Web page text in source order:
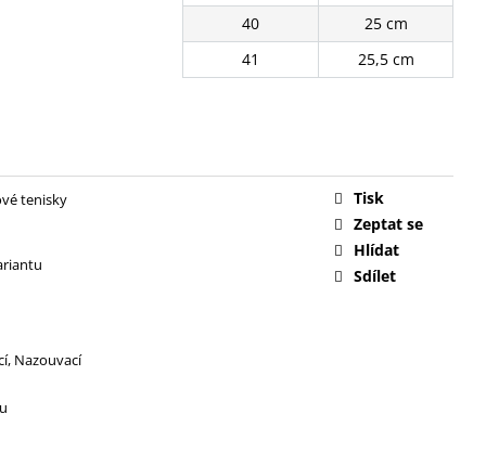
40
25 cm
41
25,5 cm
tenisky
, Nazouvací
Tisk
Zeptat se
Hlídat
Sdílet